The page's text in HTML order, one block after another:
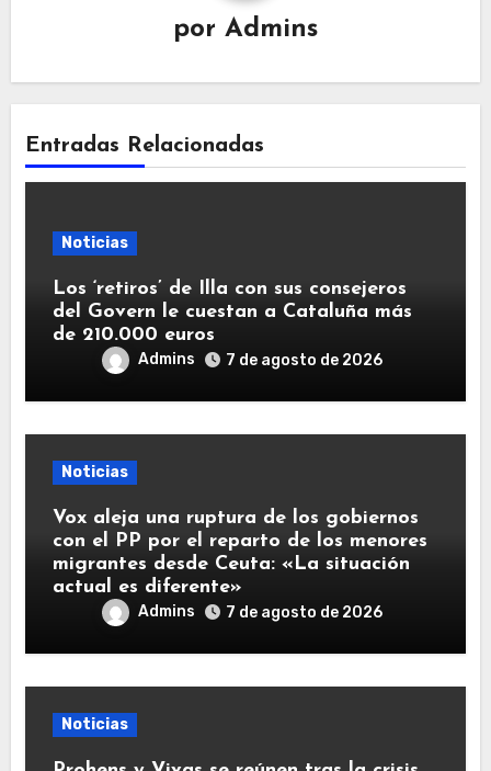
por Admins
Entradas Relacionadas
Noticias
Los ‘retiros’ de Illa con sus consejeros
del Govern le cuestan a Cataluña más
de 210.000 euros
Admins 7 de agosto de 2026
Noticias
Vox aleja una ruptura de los gobiernos
con el PP por el reparto de los menores
migrantes desde Ceuta: «La situación
actual es diferente»
Admins 7 de agosto de 2026
Noticias